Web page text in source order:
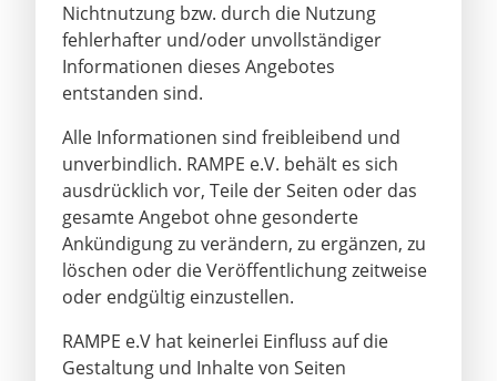
Nichtnutzung bzw. durch die Nutzung
fehlerhafter und/oder unvollständiger
Informationen dieses Angebotes
entstanden sind.
Alle Informationen sind freibleibend und
unverbindlich. RAMPE e.V. behält es sich
ausdrücklich vor, Teile der Seiten oder das
gesamte Angebot ohne gesonderte
Ankündigung zu verändern, zu ergänzen, zu
löschen oder die Veröffentlichung zeitweise
oder endgültig einzustellen.
RAMPE e.V hat keinerlei Einfluss auf die
Gestaltung und Inhalte von Seiten